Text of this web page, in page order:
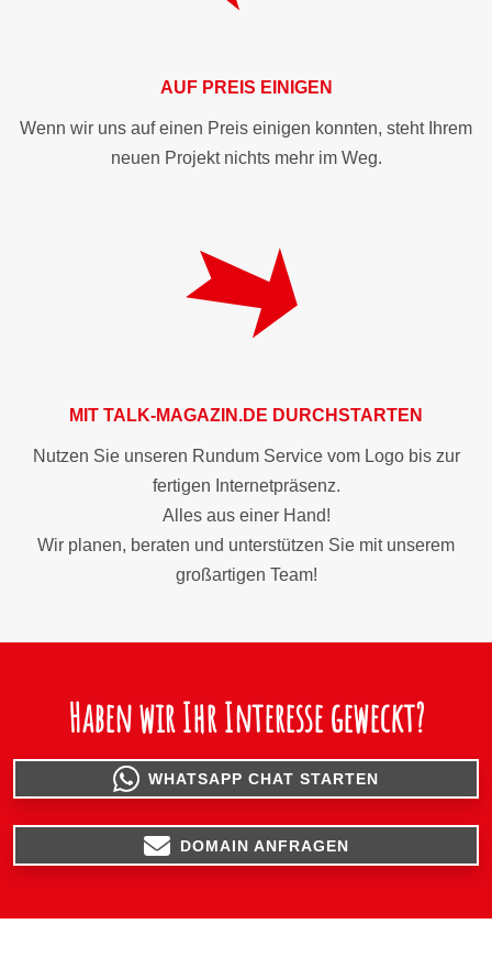
AUF PREIS EINIGEN
Wenn wir uns auf einen Preis einigen konnten, steht Ihrem
neuen Projekt nichts mehr im Weg.
MIT TALK-MAGAZIN.DE DURCHSTARTEN
Nutzen Sie unseren Rundum Service vom Logo bis zur
fertigen Internetpräsenz.
Alles aus einer Hand!
Wir planen, beraten und unterstützen Sie mit unserem
großartigen Team!
Haben wir Ihr Interesse geweckt?
WHATSAPP CHAT STARTEN
DOMAIN ANFRAGEN